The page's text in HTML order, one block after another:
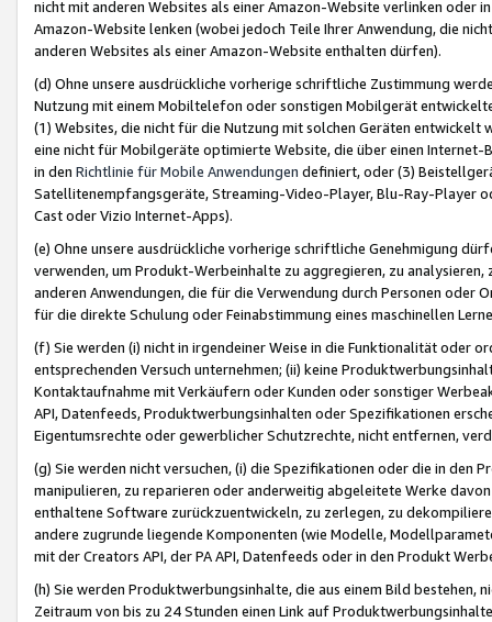
nicht mit anderen Websites als einer Amazon-Website verlinken oder
Amazon-Website lenken (wobei jedoch Teile Ihrer Anwendung, die
anderen Websites als einer Amazon-Website enthalten dürfen).
(d) Ohne unsere ausdrückliche vorherige schriftliche Zustimmung
Nutzung mit einem Mobiltelefon oder sonstigen Mobilgerät
(1) Websites, die nicht für die Nutzung mit solchen Geräten
eine nicht für Mobilgeräte optimierte Website, die über einen
in den Richtlinie für Mobile Anwendungen definiert, oder (3)
Satellitenempfangsgeräte, Streaming-Video-Player, Blu-Ray-Player
Cast oder Vizio Internet-Apps).
(e) Ohne unsere ausdrückliche vorherige schriftliche Genehmigung
verwenden, um Produkt-Werbeinhalte zu aggregieren, zu
anderen Anwendungen, die für die Verwendung durch Personen
für die direkte Schulung oder Feinabstimmung eines maschinellen
(f) Sie werden (i) nicht in irgendeiner Weise in die Funktionalität oder
entsprechenden Versuch unternehmen; (ii) keine
Kontaktaufnahme mit Verkäufern oder Kunden oder sonstiger
API, Datenfeeds, Produktwerbungsinhalten oder Spezifikationen
Eigentumsrechte oder gewerblicher Schutzrechte, nicht entfernen,
(g) Sie werden nicht versuchen, (i) die Spezifikationen oder die in
manipulieren, zu reparieren oder anderweitig abgeleitete Werke
enthaltene Software zurückzuentwickeln, zu zerlegen, zu
andere zugrunde liegende Komponenten (wie Modelle,
mit der Creators API, der PA API, Datenfeeds oder in den Produkt
(h) Sie werden Produktwerbungsinhalte, die aus einem Bild bestehen,
Zeitraum von bis zu 24 Stunden einen Link auf